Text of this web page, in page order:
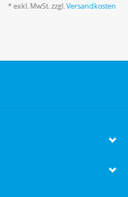
* exkl. MwSt. zzgl.Versandkosten